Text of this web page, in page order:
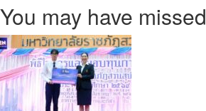
about
วิทยาศาสตร์
และ
เทคโนโลยี
การ
กีฬา
ม.กรุงเทพ
You may have missed